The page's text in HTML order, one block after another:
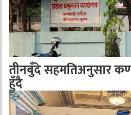
तीनबुँदे सहमतिअनुसार
हुँदै